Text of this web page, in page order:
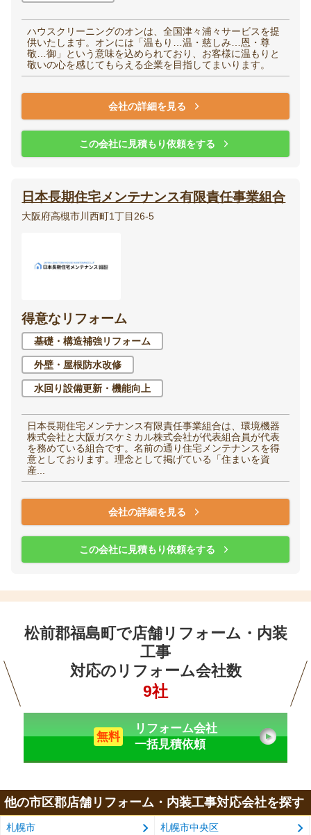
ハウスクリーニングのオンは、全国津々浦々サービスを提
供いたします。オンには「温もり…温・慈しみ…恩・尊
敬…御」という意味を込められており、お客様に温もりと
敬いの心を感じてもらえる企業を目指してまいります。
会社の詳細を見る
この会社に見積もり依頼をする
日本長期住宅メンテナンス有限責任事業組合
大阪府高槻市川西町1丁目26-5
得意なリフォーム
基礎・構造補強リフォーム
外壁・屋根防水改修
水回り設備更新・機能向上
日本長期住宅メンテナンス有限責任事業組合は、環境機器
株式会社と大阪ガスケミカル株式会社が代表組合員が代表
を務めている組合です。名前の通り住宅メンテナンスを得
意としております。理念として掲げている「住まいを資
産...
会社の詳細を見る
この会社に見積もり依頼をする
松前郡福島町で店舗リフォーム・内装
工事
対応のリフォーム会社数
9社
無料
リフォーム会社
一括見積依頼
他の市区郡店舗リフォーム・内装工事対応会社を探す
札幌市 札幌市中央区